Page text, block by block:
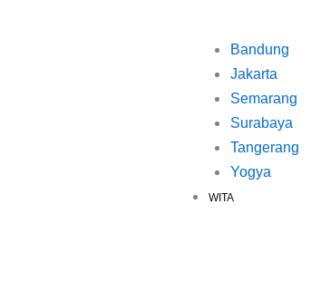
Bandung
Jakarta
Semarang
Surabaya
Tangerang
Yogya
WITA